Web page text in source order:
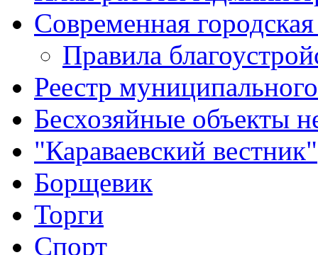
Современная городская
Правила
Реестр
Бесхозяйные объекты
"Караваевский вестник"
Борщевик
Торги
Спорт